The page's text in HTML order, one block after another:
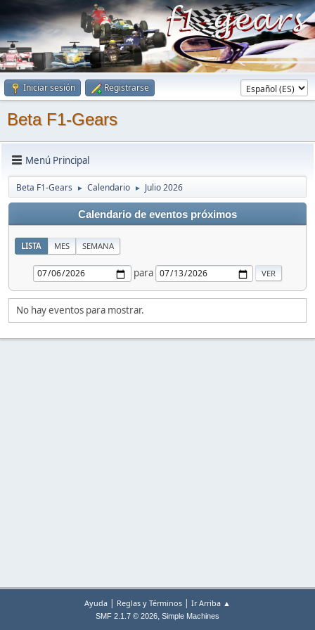
Iniciar sesión Registrarse
Beta F1-Gears
Menú Principal
Beta F1-Gears ► Calendario ► Julio 2026
Calendario de eventos próximos
LISTA MES SEMANA
para
No hay eventos para mostrar.
Ayuda | Reglas y Términos | Ir Arriba ▲
SMF 2.1.7 © 2026, Simple Machines